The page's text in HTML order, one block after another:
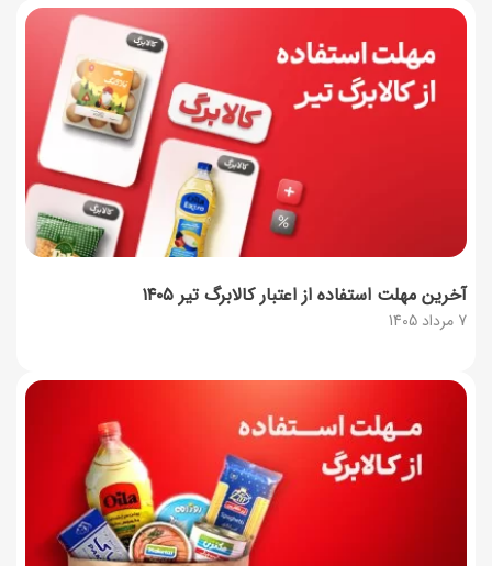
7 مرداد 1405
آخرین مهلت استفاده از اعتبار کالابرگ تیر ۱۴۰۵